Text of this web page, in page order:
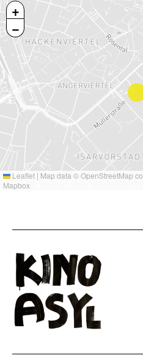
+
−
Leaflet | Map data ©OpenStreetMap
Mapbox